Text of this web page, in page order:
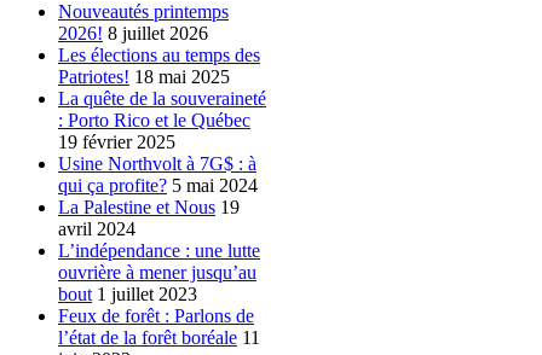
Nouveautés printemps
2026! 8 juillet 2026
Les élections au temps des
Patriotes! 18 mai 2025
La quête de la souveraineté
: Porto Rico et le Québec
19 février 2025
Usine Northvolt à 7G$ : à
qui ça profite? 5 mai 2024
La Palestine et Nous 19
avril 2024
L’indépendance : une lutte
ouvrière à mener jusqu’au
bout 1 juillet 2023
Feux de forêt : Parlons de
l’état de la forêt boréale 11